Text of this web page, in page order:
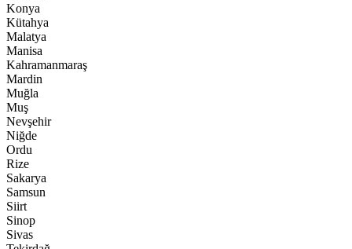
Konya
Kütahya
Malatya
Manisa
Kahramanmaraş
Mardin
Muğla
Muş
Nevşehir
Niğde
Ordu
Rize
Sakarya
Samsun
Siirt
Sinop
Sivas